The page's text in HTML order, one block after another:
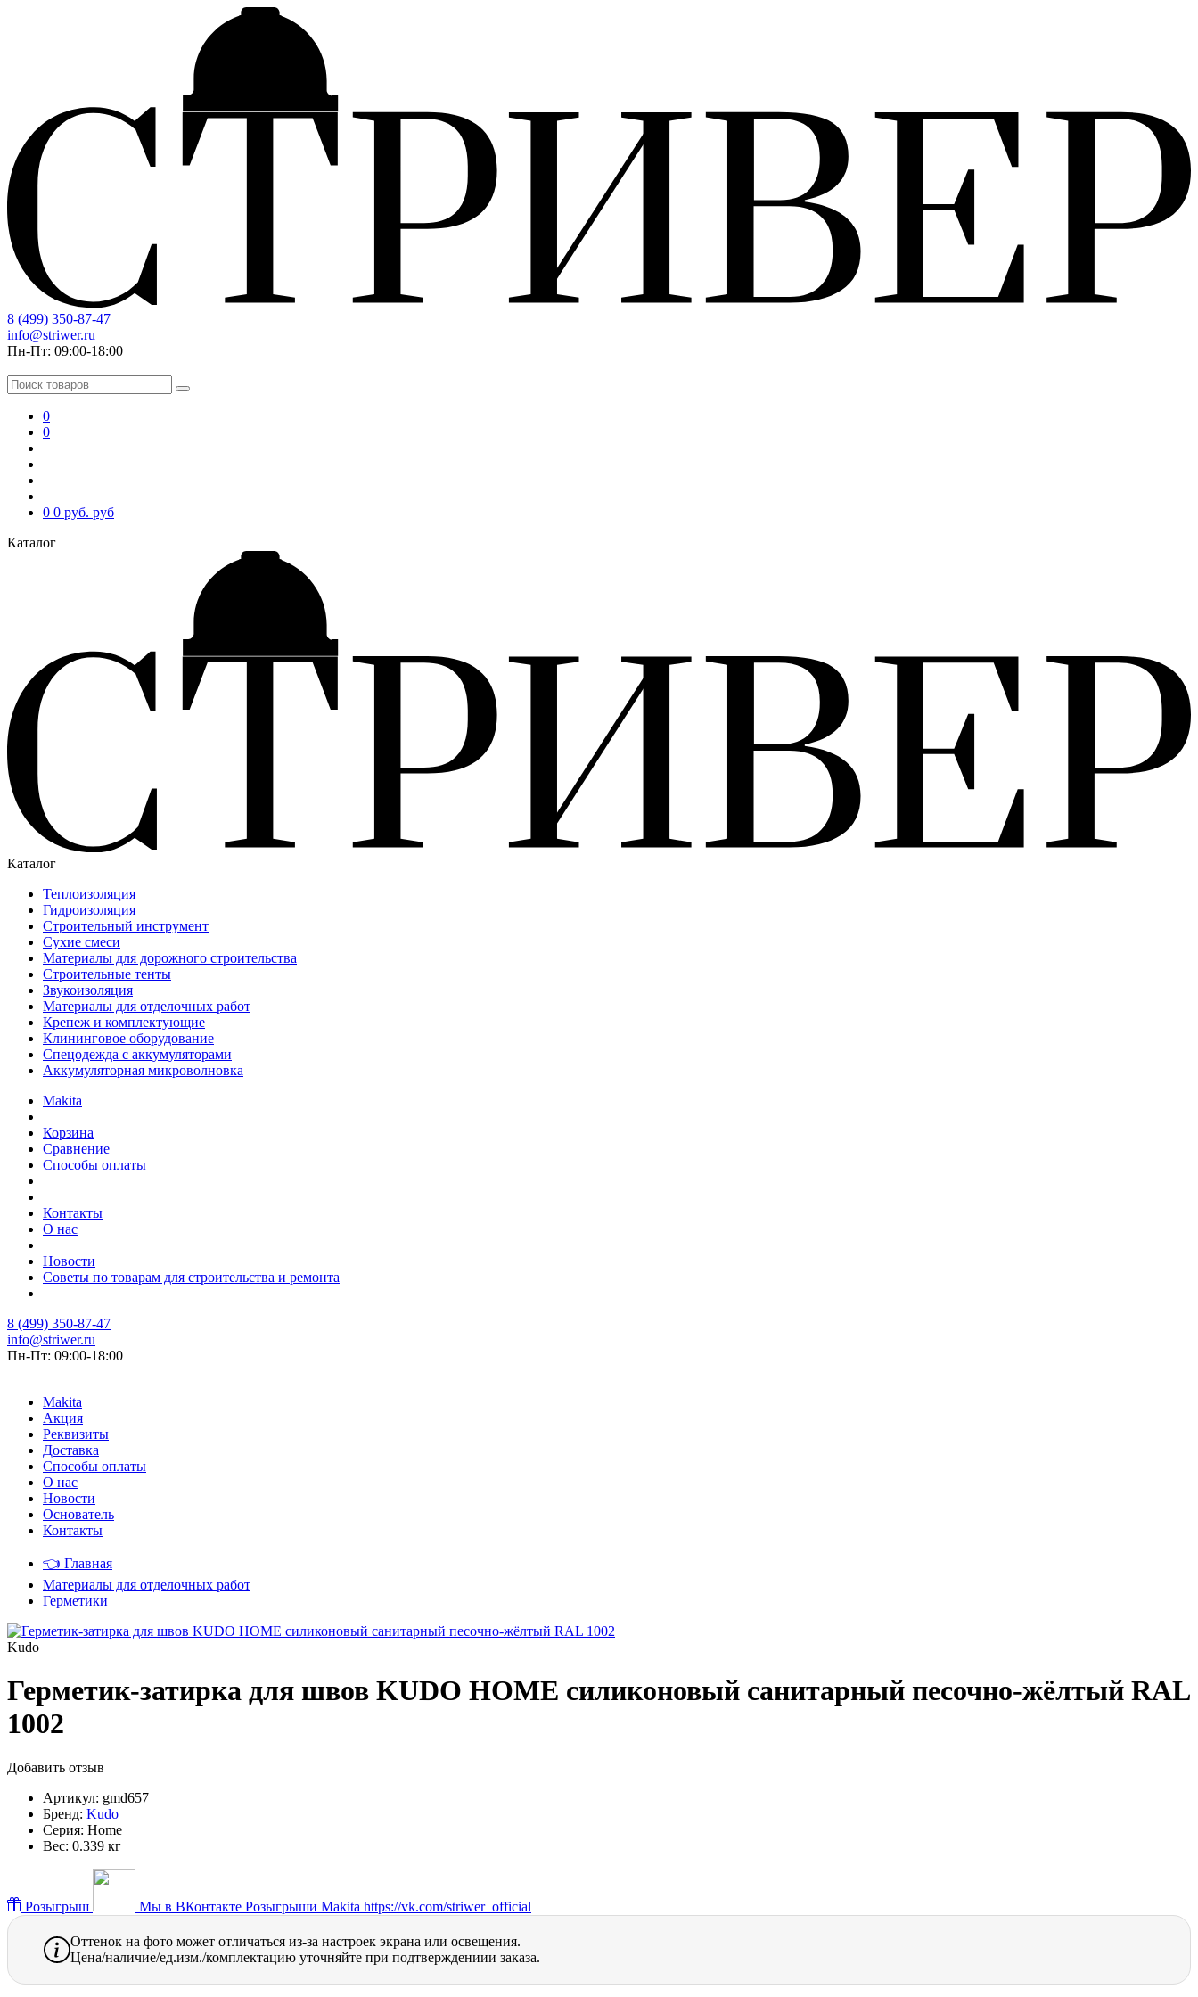
8 (499) 350-87-47
info@striwer.ru
Пн-Пт: 09:00-18:00
0
0
0 0 руб. руб
Каталог
Каталог
Теплоизоляция
Гидроизоляция
Строительный инструмент
Сухие смеси
Материалы для дорожного строительства
Строительные тенты
Звукоизоляция
Материалы для отделочных работ
Крепеж и комплектующие
Клининговое оборудование
Спецодежда с аккумуляторами
Аккумуляторная микроволновка
Makita
Корзина
Сравнение
Способы оплаты
Контакты
О нас
Новости
Советы по товарам для строительства и ремонта
8 (499) 350-87-47
info@striwer.ru
Пн-Пт: 09:00-18:00
Makita
Акция
Реквизиты
Доставка
Способы оплаты
О нас
Новости
Основатель
Контакты
👈 Главная
Материалы для отделочных работ
Герметики
Kudo
Герметик-затирка для швов KUDO HOME силиконовый санитарный песочно-жёлтый RAL
1002
Добавить отзыв
Артикул: gmd657
Бренд: Kudo
Серия: Home
Вес: 0.339 кг
Розыгрыш Мы в ВКонтакте Розыгрыши Makita https://vk.com/striwer_official
Оттенок на фото может отличаться из-за настроек экрана или освещения.
Цена/наличие/ед.изм./комплектацию уточняйте при подтверждениии заказа.